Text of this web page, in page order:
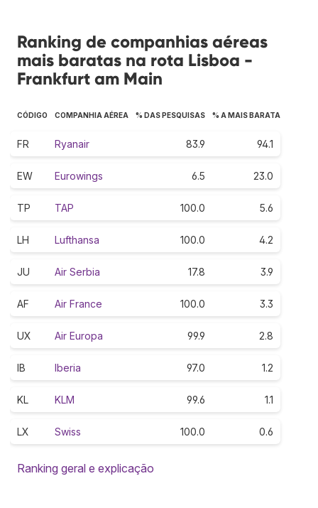
Ranking de companhias aéreas
mais baratas na rota Lisboa -
Frankfurt am Main
CÓDIGO COMPANHIA AÉREA % DAS PESQUISAS % A MAIS BARATA
FR Ryanair 83.9 94.1
EW Eurowings 6.5 23.0
TP TAP 100.0 5.6
LH Lufthansa 100.0 4.2
JU Air Serbia 17.8 3.9
AF Air France 100.0 3.3
UX Air Europa 99.9 2.8
IB Iberia 97.0 1.2
KL KLM 99.6 1.1
LX Swiss 100.0 0.6
Ranking geral e explicação